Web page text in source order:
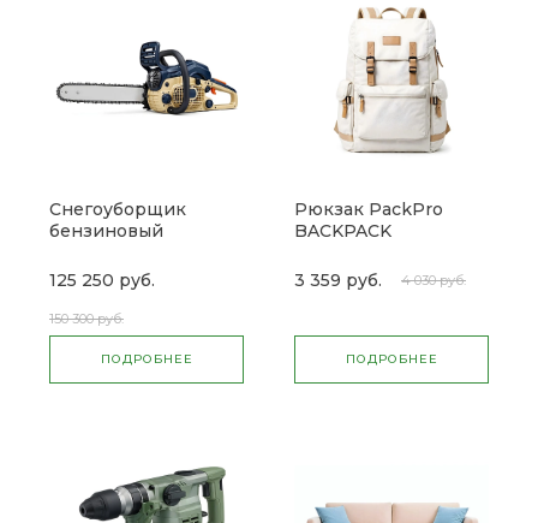
Снегоуборщик
бензиновый
125 250 руб.
150 300 руб.
ПОДРОБНЕЕ
Рюкзак PackPro
BACKPACK
3 359 руб. 4 030 руб.
ПОДРОБНЕЕ